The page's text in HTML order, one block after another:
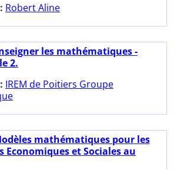
Robert Aline
les mathématiques -
2.
IREM de Poitiers Groupe
mathématiques pour les
Economiques et Sociales au